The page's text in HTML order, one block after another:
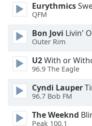
Text
Color
Opacity
Caption
Background
Eurythmics
QFM
Bon Jovi Livin'
Outer Rim
U2With or
96.9 The Eagle
Cyndi Lauper
96.7 Bob FM
The Weeknd
Peak 100.1